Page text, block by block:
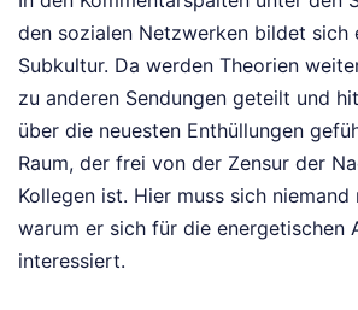
den sozialen Netzwerken bildet sich
Subkultur. Da werden Theorien
zu anderen Sendungen geteilt und
über die neuesten Enthüllungen
Raum, der frei von der Zensur der
Kollegen ist. Hier muss sich
warum er sich für die energetischen
interessiert.